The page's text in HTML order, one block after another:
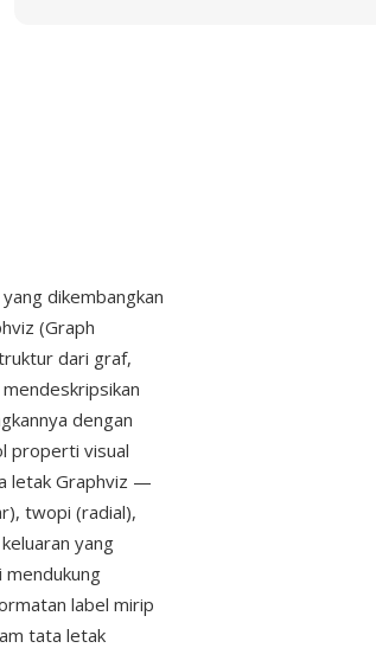
yang dikembangkan
(Graph
dari graf,
dengan
properti visual
letak Graphviz —
twopi (radial),
yang
mendukung
label mirip
tata letak